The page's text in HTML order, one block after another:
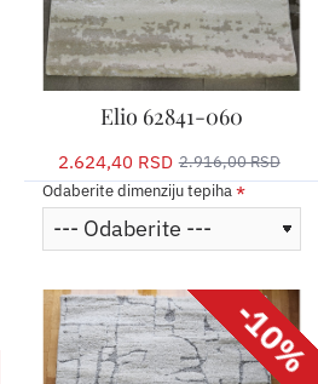
Elio 62841-060
2.624,40 RSD 2.916,00 RSD
Odaberite dimenziju tepiha
-10%